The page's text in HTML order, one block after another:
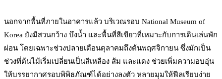
นอกจากพื้นที่ภายในอาคารแล้ว บริเวณรอบ National Museum of
Korea ยังมีสวนกว้าง บึงน้ำ และพื้นที่สีเขียวที่เหมาะกับการเดินเล่นพัก
ผ่อน โดยเฉพาะช่วงปลายเดือนตุลาคมถึงต้นพฤศจิกายน ซึ่งมักเป็น
ช่วงที่ต้นไม้เริ่มเปลี่ยนเป็นสีเหลือง ส้ม และแดง ช่วยเพิ่มความอบอุ่น
ให้บรรยากาศรอบพิพิธภัณฑ์ได้อย่างลงตัว หลายมุมให้ฟีลเรียบง่าย